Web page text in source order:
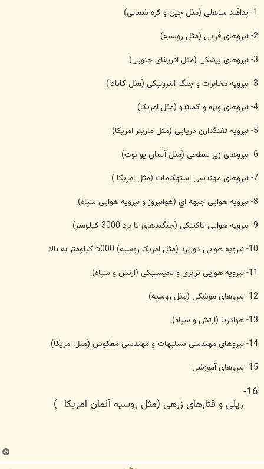
1- پدافند ساهلی (مثل چين و کره شمالی)
2- نيروهای فزايی (مثل روسيه)
3- نيروهای پزشکی (مثل افريقای جنوبی)
3- نيرويه مخابرات و جنگ الترونيکی (مثل کانادا)
4- نيروهای ويژه و کماندو (مثل امريکا)
5- نيرويه تفنگدارن دريايی (مثل مارينز امريکا)
6- نيروهای زير سطحی (مثل آلمان يو بوت)
7- نيروهای مهندسی استهکامات (مثل امريکا )
8- نيرويه هوايی جبهه اي (هوانيروز و نيرويه هوايی سپاه)
9- نيرويه هوايی تاکتيکی (جنگندهای تا برد 3000 کيلومتر)
10- نيرويه هوايی دوربرد (مثل امريکا روسيه) 5000 کيلومتر به بالا
11- نيرويه هوايی ترابری و لجيستيکی (ارتش و سپاه)
12- نيروهای موشکی (مثل روسيه)
13- هوادريا (ارتش و سپاه)
14- نيروهای مهندسی تسليهات و مهندسی معکوس (مثل امريکا)
15- نيروهای آموزشی
16-
ريلی و قتارهای زرهی (مثل روسيه آلمان امريکا )
ب
ا